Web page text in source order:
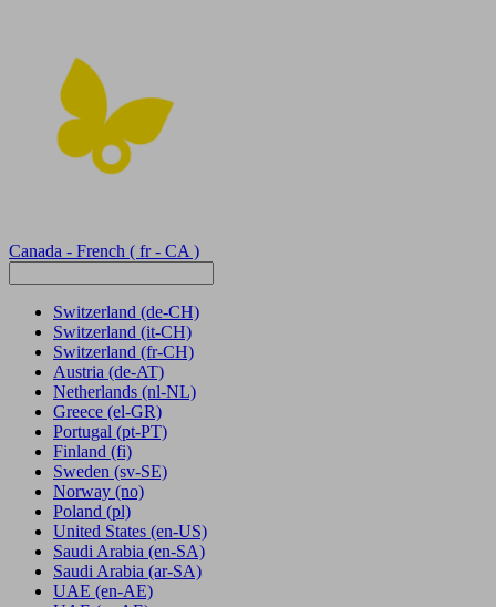
Canada - French ( fr - CA )
Switzerland (de-CH)
Switzerland (it-CH)
Switzerland (fr-CH)
Austria (de-AT)
Netherlands (nl-NL)
Greece (el-GR)
Portugal (pt-PT)
Finland (fi)
Sweden (sv-SE)
Norway (no)
Poland (pl)
United States (en-US)
Saudi Arabia (en-SA)
Saudi Arabia (ar-SA)
UAE (en-AE)